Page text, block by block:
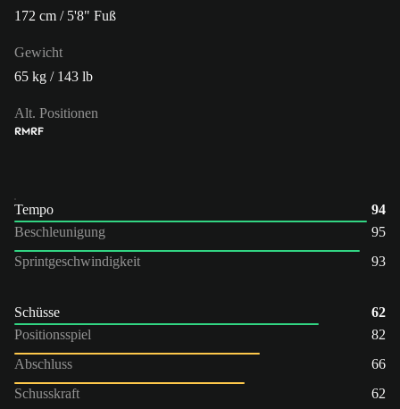
172 cm / 5'8" Fuß
Gewicht
65 kg / 143 lb
Alt. Positionen
RMRF
Tempo
94
Beschleunigung
95
Sprintgeschwindigkeit
93
Schüsse
62
Positionsspiel
82
Abschluss
66
Schusskraft
62